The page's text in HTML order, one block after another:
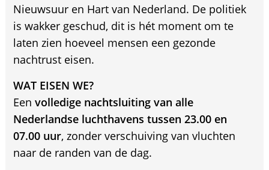
Nieuwsuur en Hart van Nederland. De politiek
is wakker geschud, dit is hét moment om te
laten zien hoeveel mensen een gezonde
nachtrust eisen.
WAT EISEN WE?
Een volledige nachtsluiting van alle
Nederlandse luchthavens tussen 23.00 en
07.00 uur, zonder verschuiving van vluchten
naar de randen van de dag.